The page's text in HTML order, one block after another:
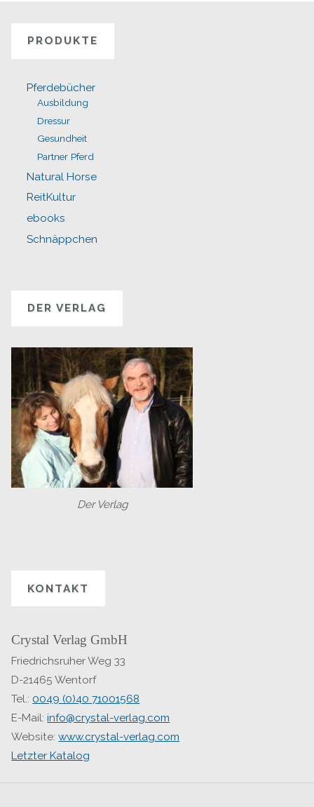
PRODUKTE
Pferdebücher
Ausbildung
Dressur
Gesundheit
Partner Pferd
Natural Horse
ReitKultur
ebooks
Schnäppchen
DER VERLAG
Der Verlag
KONTAKT
Crystal Verlag GmbH
Friedrichsruher Weg 33
D-21465 Wentorf
Tel.: 0049 (0)40 71001568
E-Mail:info@crystal-verlag.com
Website:www.crystal-verlag.com
Letzter Katalog